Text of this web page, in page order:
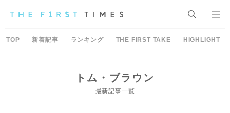
TOP 新着記事 ランキング THE FIRST TAKE HIGHLIGHT
トム・ブラウン
最新記事一覧